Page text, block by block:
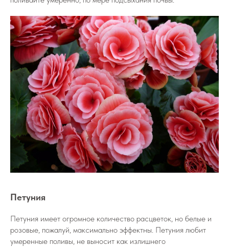
Петуния
Петуния имеет огромное количество расцветок, но белые и
розовые, пожалуй, максимально эффектны. Петуния любит
умеренные поливы, не выносит как излишнего